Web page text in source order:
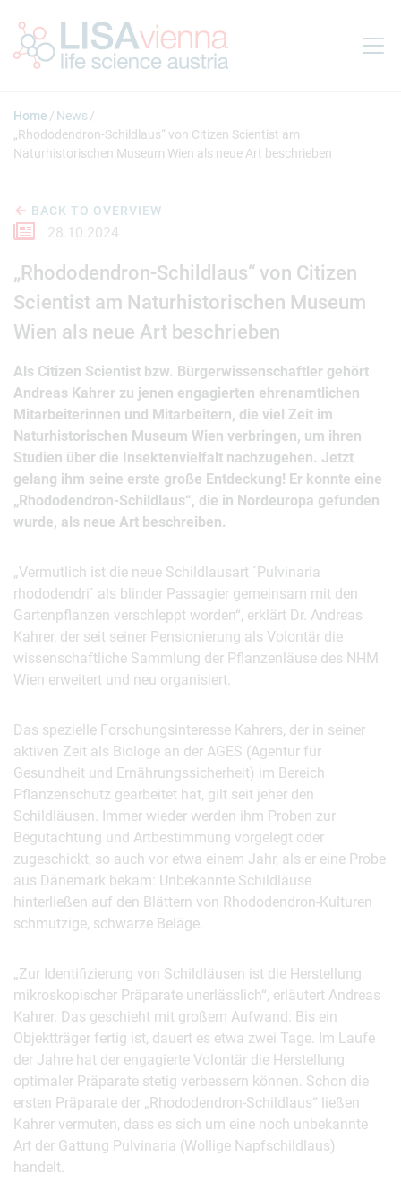
Home
News
„Rhododendron-Schildlaus“ von Citizen Scientist am
Naturhistorischen Museum Wien als neue Art beschrieben
BACK TO OVERVIEW
28.10.2024
„Rhododendron-Schildlaus“ von Citizen
Scientist am Naturhistorischen Museum
Wien als neue Art beschrieben
Als Citizen Scientist bzw. Bürgerwissenschaftler gehört
Andreas Kahrer zu jenen engagierten ehrenamtlichen
Mitarbeiterinnen und Mitarbeitern, die viel Zeit im
Naturhistorischen Museum Wien verbringen, um ihren
Studien über die Insektenvielfalt nachzugehen. Jetzt
gelang ihm seine erste große Entdeckung! Er konnte eine
„Rhododendron-Schildlaus“, die in Nordeuropa gefunden
wurde, als neue Art beschreiben.
„Vermutlich ist die neue Schildlausart ´Pulvinaria
rhododendri´ als blinder Passagier gemeinsam mit den
Gartenpflanzen verschleppt worden“, erklärt Dr. Andreas
Kahrer, der seit seiner Pensionierung als Volontär die
wissenschaftliche Sammlung der Pflanzenläuse des NHM
Wien erweitert und neu organisiert.
Das spezielle Forschungsinteresse Kahrers, der in seiner
aktiven Zeit als Biologe an der AGES (Agentur für
Gesundheit und Ernährungssicherheit) im Bereich
Pflanzenschutz gearbeitet hat, gilt seit jeher den
Schildläusen. Immer wieder werden ihm Proben zur
Begutachtung und Artbestimmung vorgelegt oder
zugeschickt, so auch vor etwa einem Jahr, als er eine Probe
aus Dänemark bekam: Unbekannte Schildläuse
hinterließen auf den Blättern von Rhododendron-Kulturen
schmutzige, schwarze Beläge.
„Zur Identifizierung von Schildläusen ist die Herstellung
mikroskopischer Präparate unerlässlich“, erläutert Andreas
Kahrer. Das geschieht mit großem Aufwand: Bis ein
Objektträger fertig ist, dauert es etwa zwei Tage. Im Laufe
der Jahre hat der engagierte Volontär die Herstellung
optimaler Präparate stetig verbessern können. Schon die
ersten Präparate der „Rhododendron-Schildlaus“ ließen
Kahrer vermuten, dass es sich um eine noch unbekannte
Art der Gattung Pulvinaria (Wollige Napfschildlaus)
handelt.